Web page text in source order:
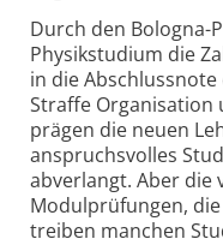
Durch den Bologna-
Physikstudium die
in die
Straffe Organisation
prägen die neuen
anspruchsvolles
abverlangt. Aber die
Modulprüfungen,
treiben manchen